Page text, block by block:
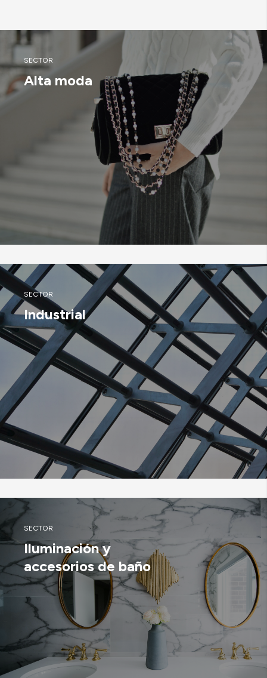
SECTOR
Alta moda
SECTOR
Industrial
SECTOR
Iluminación y
accesorios de baño